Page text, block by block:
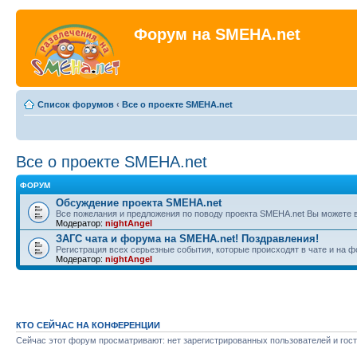
Форум на SMEHA.net
Список форумов ‹ Все о проекте SMEHA.net
Все о проекте SMEHA.net
ФОРУМ
Обсуждение проекта SMEHA.net
Все пожелания и предложения по поводу проекта SMEHA.net Вы можете
Модератор: nightAngel
ЗАГС чата и форума на SMEHA.net! Поздравления!
Регистрация всех серьезные события, которые происходят в чате и на
Модератор: nightAngel
КТО СЕЙЧАС НА КОНФЕРЕНЦИИ
Сейчас этот форум просматривают: нет зарегистрированных пользователей и